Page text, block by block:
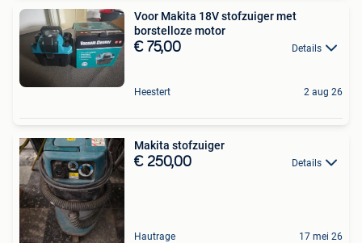
Voor Makita 18V stofzuiger met
borstelloze motor
€ 75,00 Details
Heestert 2 aug 26
Makita stofzuiger
€ 250,00 Details
Hautrage 17 mei 26